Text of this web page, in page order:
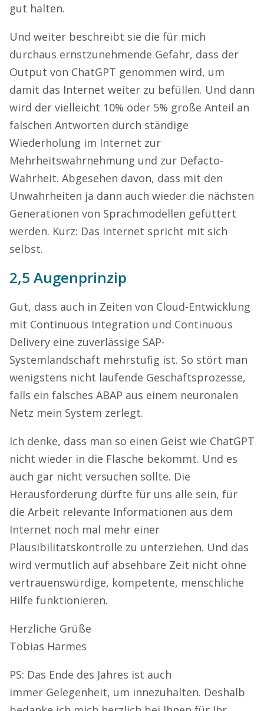
gut halten.
Und weiter beschreibt sie die für mich
durchaus ernstzunehmende Gefahr, dass der
Output von ChatGPT genommen wird, um
damit das Internet weiter zu befüllen. Und dann
wird der vielleicht 10% oder 5% große Anteil an
falschen Antworten durch ständige
Wiederholung im Internet zur
Mehrheitswahrnehmung und zur Defacto-
Wahrheit. Abgesehen davon, dass mit den
Unwahrheiten ja dann auch wieder die nächsten
Generationen von Sprachmodellen gefüttert
werden. Kurz: Das Internet spricht mit sich
selbst.
2,5 Augenprinzip
Gut, dass auch in Zeiten von Cloud-Entwicklung
mit Continuous Integration und Continuous
Delivery eine zuverlässige SAP-
Systemlandschaft mehrstufig ist. So stört man
wenigstens nicht laufende Geschäftsprozesse,
falls ein falsches ABAP aus einem neuronalen
Netz mein System zerlegt.
Ich denke, dass man so einen Geist wie ChatGPT
nicht wieder in die Flasche bekommt. Und es
auch gar nicht versuchen sollte. Die
Herausforderung dürfte für uns alle sein, für
die Arbeit relevante Informationen aus dem
Internet noch mal mehr einer
Plausibilitätskontrolle zu unterziehen. Und das
wird vermutlich auf absehbare Zeit nicht ohne
vertrauenswürdige, kompetente, menschliche
Hilfe funktionieren.
Herzliche Grüße
Tobias Harmes
PS: Das Ende des Jahres ist auch
immer Gelegenheit, um innezuhalten. Deshalb